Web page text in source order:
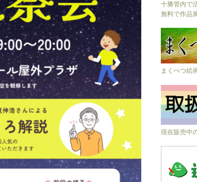
十勝管内で
無料で作品
まくべつ絵
現在販売中